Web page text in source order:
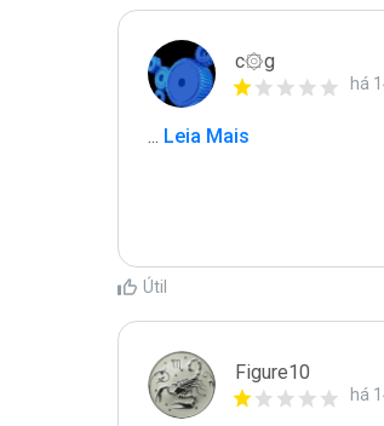
c۞g
há
... Leia Mais
Útil
Figure10
há